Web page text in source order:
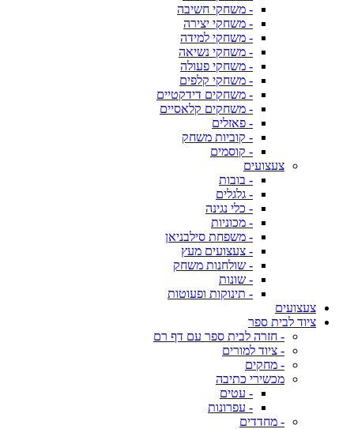
- משחקי חשיבה
- משחקי יצירה
- משחקי למידה
- משחקי נשיאה
- משחקי פעולה
- משחקי קלפים
- משחקים דידקטיים
- משחקים קלאסיים
- פאזלים
- קוביות משחק
- קוסמים
צעצועים
- בובות
- גלגלים
- כלי נגינה
- מכוניות
- משפחת סילבניאן
- צעצועים מעץ
- שולחנות משחק
- שונות
- תינוקות ופעוטות
צעצועים
ציוד לבית ספר
- חזרה לבית ספר עם דף רם
- ציוד למורים
- מחקים
מכשירי כתיבה
- עטים
- עפרונות
- מחדדים